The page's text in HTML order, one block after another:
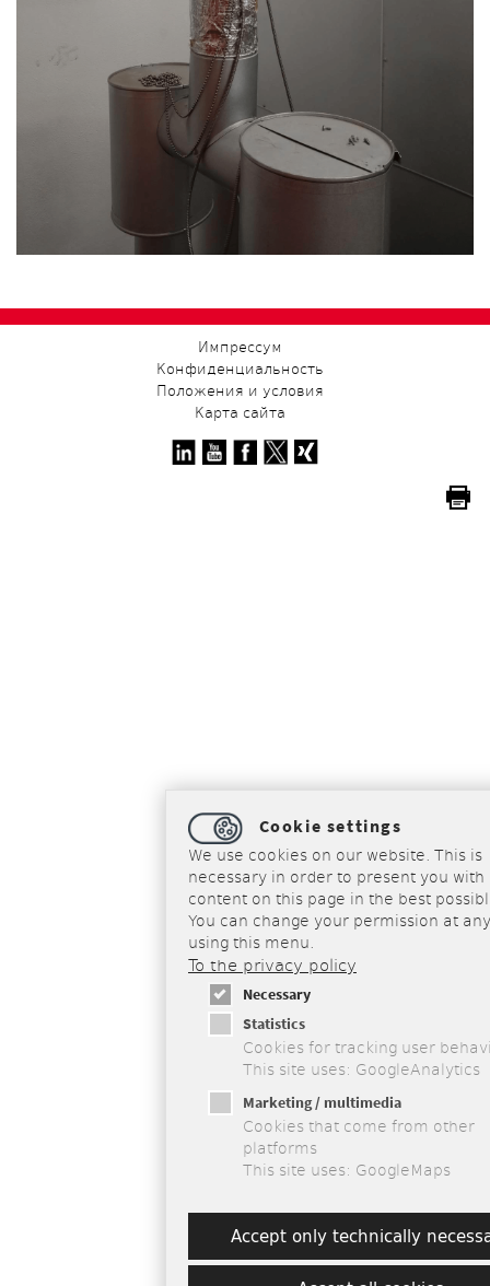
Импрессум
Конфиденциальность
Положения и условия
Карта сайта
Cookie settings
We use cookies on our website. This is
necessary in order to present you with
content on this page in the best
You can change your permission at
using this menu.
To the privacy policy
Necessary
Statistics
Cookies for tracking user
This site uses: GoogleAnalytics
Marketing / multimedia
Cookies that come from other
platforms
This site uses: GoogleMaps
Accept only technically